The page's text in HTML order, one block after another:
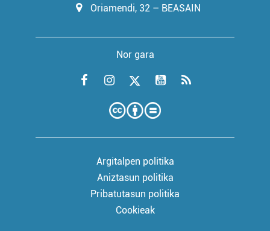
Oriamendi, 32 – BEASAIN
Nor gara
Argitalpen politika
Aniztasun politika
Pribatutasun politika
Cookieak